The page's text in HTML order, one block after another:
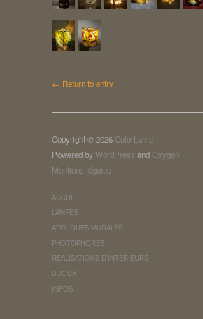
← Return to entry
Copyright © 2026 ColorLamp
Powered byWordPress andOxygen
Mentions légales
ACCUEIL
LAMPES
APPLIQUES MURALES
PHOTOPHORES
RÉALISATIONS D’INTÉRIEURS
BIJOUX
INFOS